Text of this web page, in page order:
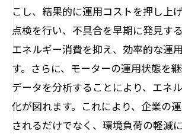
こし、結果的に運用コストを押し上
点検を行い、不具合を早期に発見す
エネルギー消費を抑え、効率的な運
す。さらに、モーターの運用状態を継
データを分析することにより、エネ
化が図れます。これにより、企業の
されるだけでなく、環境負荷の軽減